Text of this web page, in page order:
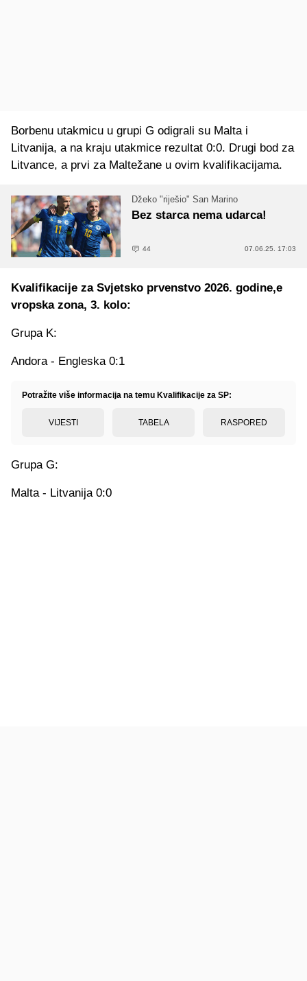
Borbenu utakmicu u grupi G odigrali su Malta i
Litvanija, a na kraju utakmice rezultat 0:0. Drugi bod za
Litvance, a prvi za Maltežane u ovim kvalifikacijama.
Džeko "riješio" San Marino
Bez starca nema udarca!
44 07.06.25. 17:03
Kvalifikacije za Svjetsko prvenstvo 2026. godine,e
vropska zona, 3. kolo:
Grupa K:
Andora - Engleska 0:1
Potražite više informacija na temu Kvalifikacije za SP:
VIJESTI TABELA RASPORED
Grupa G:
Malta - Litvanija 0:0